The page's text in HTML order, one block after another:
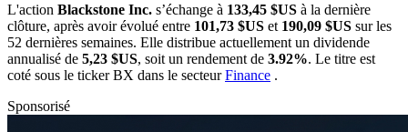
L'action Blackstone Inc. s’échange à 133,45 $US à la dernière
clôture, après avoir évolué entre 101,73 $US et 190,09 $US sur les
52 dernières semaines. Elle distribue actuellement un dividende
annualisé de 5,23 $US, soit un rendement de 3.92%. Le titre est
coté sous le tickerBX dans le secteurFinance .
Sponsorisé